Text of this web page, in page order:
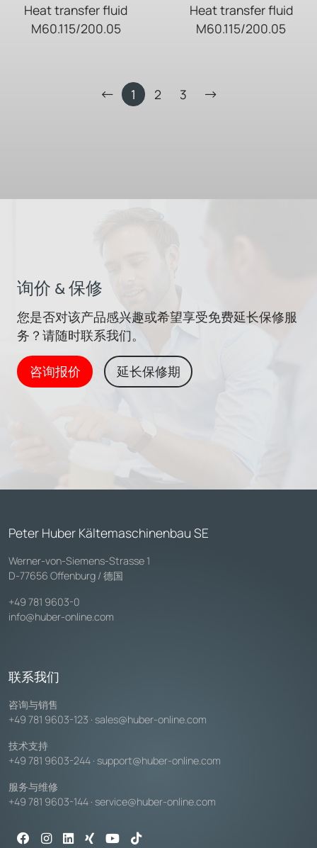
Heat transfer fluid
M60.115/200.05
Heat transfer fluid
M60.115/200.05
1 2 3
询价 & 保修
您是否对该产品感兴趣或希望享受免费延长保修服
务？请随时联系我们。
咨询报价 延长保修期
Peter Huber Kältemaschinenbau SE
Werner-von-Siemens-Strasse 1
D-77656 Offenburg / 德国
+49 781 9603-0
info@huber-online.com
联系我们
咨询与销售
+49 781 9603-123 · sales@huber-online.com
技术支持
+49 781 9603-244 · support@huber-online.com
服务与维修
+49 781 9603-144 · service@huber-online.com